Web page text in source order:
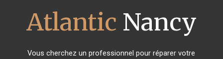
Atlantic Nancy
Vous cherchez un professionnel pour réparer votre